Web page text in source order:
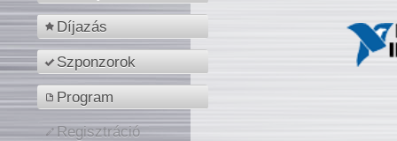
Díjazás
Szponzorok
Program
Regisztráció